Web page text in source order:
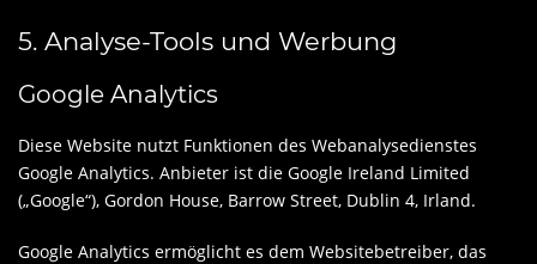
5. Analyse-Tools und Werbung
Google Analytics
Diese Website nutzt Funktionen des Webanalysedienstes
Google Analytics. Anbieter ist die Google Ireland Limited
(„Google“), Gordon House, Barrow Street, Dublin 4, Irland.
Google Analytics ermöglicht es dem Websitebetreiber, das